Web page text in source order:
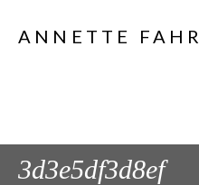
ANNETTE
3d3e5df3d8ef